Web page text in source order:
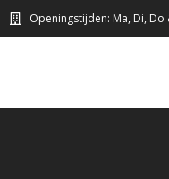
Openingstijden: Ma, Di,